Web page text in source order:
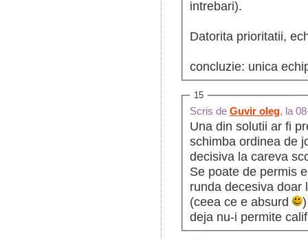
intrebari).
Datorita prioritatii,
concluzie: unica
15
Scris de Guvir oleg, la
Una din solutii ar fi
schimba ordinea de
decisiva la careva
Se poate de permis
runda decesiva doar
(ceea ce e absurd
deja nu-i permite